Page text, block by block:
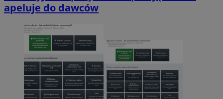
apeluje do dawców